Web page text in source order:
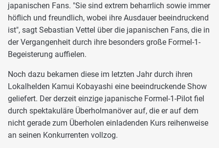
japanischen Fans. "Sie sind extrem beharrlich sowie immer
höflich und freundlich, wobei ihre Ausdauer beeindruckend
ist", sagt Sebastian Vettel über die japanischen Fans, die in
der Vergangenheit durch ihre besonders große Formel-1-
Begeisterung auffielen.
Noch dazu bekamen diese im letzten Jahr durch ihren
Lokalhelden Kamui Kobayashi eine beeindruckende Show
geliefert. Der derzeit einzige japanische Formel-1-Pilot fiel
durch spektakuläre Überholmanöver auf, die er auf dem
nicht gerade zum Überholen einladenden Kurs reihenweise
an seinen Konkurrenten vollzog.